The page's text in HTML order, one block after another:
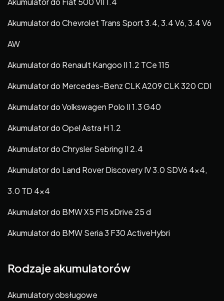
Akumulator do Chevrolet Trans Sport 3.4, 3.4 V6, 3.4 V6
AW
Akumulator do Renault Kangoo II 1.2 TCe 115
Akumulator do Mercedes-Benz CLK A209 CLK 320 CDI
Akumulator do Volkswagen Polo II 1.3 G40
Akumulator do Opel Astra H 1.2
Akumulator do Chrysler Sebring II 2.4
Akumulator do Land Rover Discovery IV 3.0 SDV6 4×4,
3.0 TD 4×4
Akumulator do BMW X5 F15 xDrive 25 d
Akumulator do BMW Seria 3 F30 ActiveHybri
Rodzaje akumulatorów
Akumulatory obsługowe